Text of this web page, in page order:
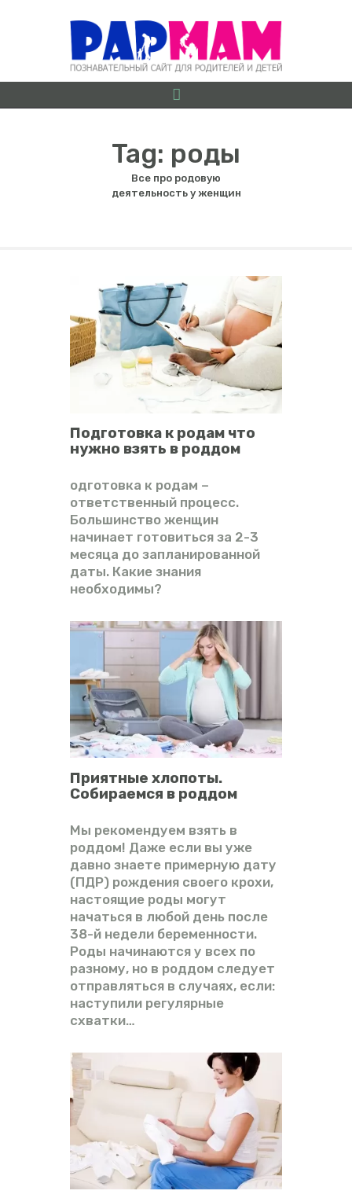
Tag: роды
Все про родовую
деятельность у женщин
О ПРОЕКТЕ
ДОШКОЛЯТА
ШКОЛЬНИКИ
ИГРЫ
ЛАЙФХАКИ
ВИДЕО
Подготовка к родам что
нужно взять в роддом
одготовка к родам –
ответственный процесс.
Большинство женщин
начинает готовиться за 2-3
месяца до запланированной
даты. Какие знания
необходимы?
Приятные хлопоты.
Собираемся в роддом
Мы рекомендуем взять в
роддом! Даже если вы уже
давно знаете примерную дату
(ПДР) рождения своего крохи,
настоящие роды могут
начаться в любой день после
38-й недели беременности.
Роды начинаются у всех по
разному, но в роддом следует
отправляться в случаях, если:
наступили регулярные
схватки…